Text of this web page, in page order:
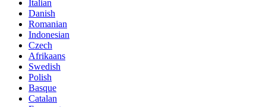
Italian
Danish
Romanian
Indonesian
Czech
Afrikaans
Swedish
Polish
Basque
Catalan